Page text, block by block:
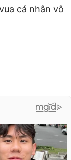
cá nhân vô